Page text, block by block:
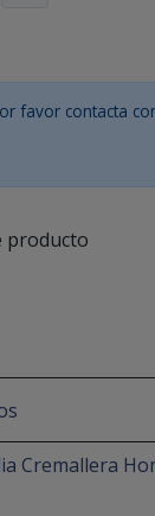
favor contacta
producto
Cremallera